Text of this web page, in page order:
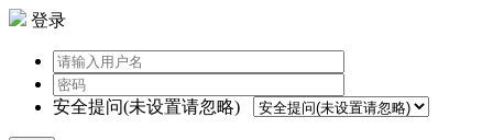
登录
安全提问(未设置请忽略)